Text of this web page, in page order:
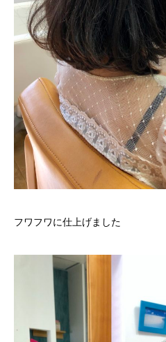
フワフワに仕上げました